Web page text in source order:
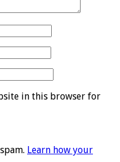
in this browser for
Learn how your